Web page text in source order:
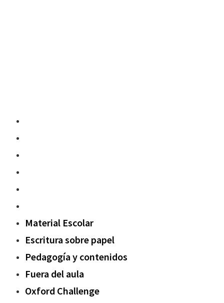
Material Escolar
Escritura sobre papel
Pedagogía y contenidos
Fuera del aula
Oxford Challenge